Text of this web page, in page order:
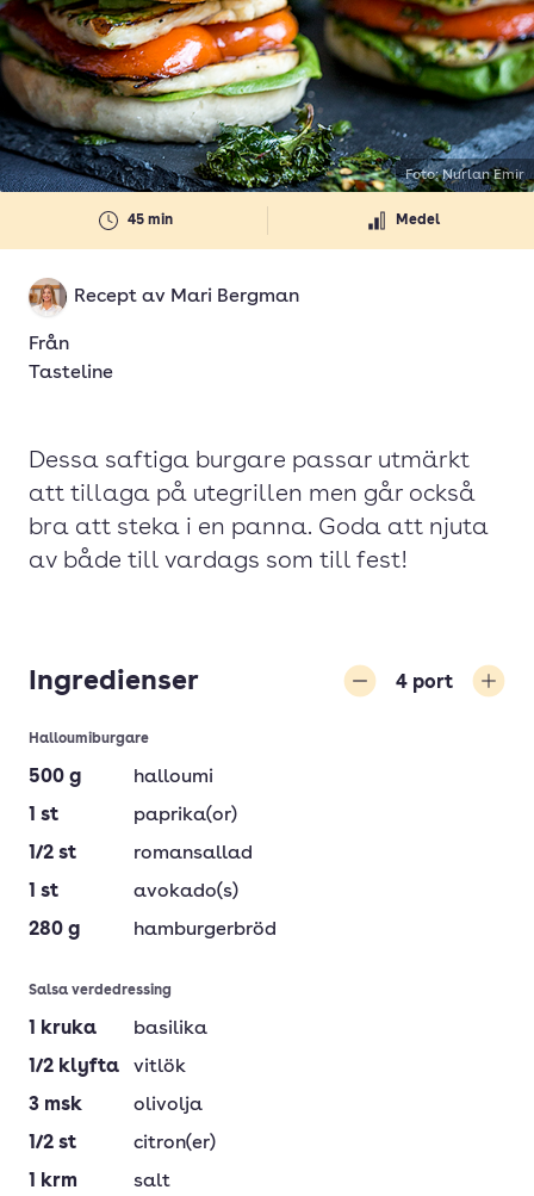
45 min Medel
Recept av Mari Bergman
Från
Tasteline
Dessa saftiga burgare passar utmärkt
att tillaga på utegrillen men går också
bra att steka i en panna. Goda att njuta
av både till vardags som till fest!
Foto: Nurlan Emir
Ingredienser 4 port
Halloumiburgare
500 g
halloumi
1 st
paprika(or)
1/2 st
romansallad
1 st
avokado(s)
280 g hamburgerbröd
Salsa verdedressing
1 kruka
basilika
1/2 klyfta
vitlök
3 msk
olivolja
1/2 st
citron(er)
1
krm
salt